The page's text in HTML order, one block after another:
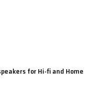
for Hi-fi and Home